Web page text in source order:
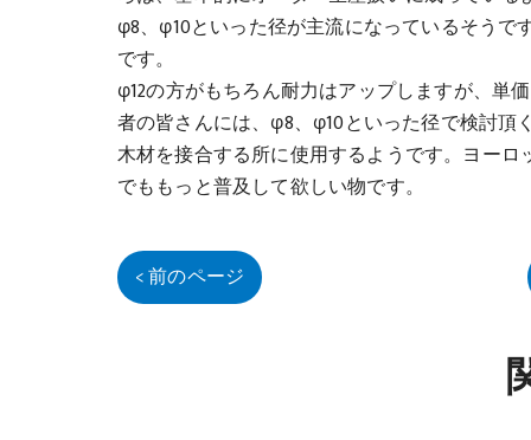
φ8、φ10といった径が主流になっているそうで
です。
φ12の方がもちろん耐力はアップしますが、単
者の皆さんには、φ8、φ10といった径で検討頂
木材を接合する所に使用するようです。ヨー
でももっと普及して欲しい物です。
< 前のページ